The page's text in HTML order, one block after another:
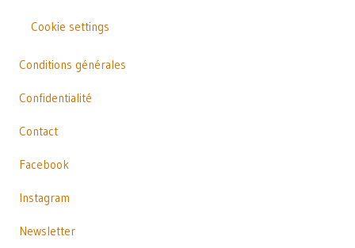
Outils
Cookie settings
Footer
Conditions générales
Confidentialité
Contact
Facebook
Instagram
Newsletter